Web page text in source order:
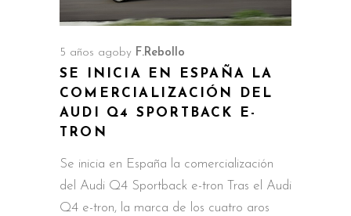
5 años agoby F.Rebollo
SE INICIA EN ESPAÑA LA
COMERCIALIZACIÓN DEL
AUDI Q4 SPORTBACK E-
TRON
Se inicia en España la comercialización
del Audi Q4 Sportback e-tron Tras el Audi
Q4 e-tron, la marca de los cuatro aros